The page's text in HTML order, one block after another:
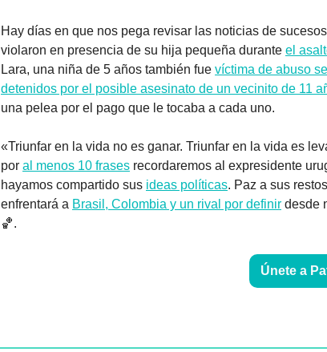
Hay días en que nos pega revisar las noticias de sucesos
violaron en presencia de su hija pequeña durante el
Lara, una niña de 5 años también fue víctima de abuso
detenidos por el posible asesinato de un vecinito de 11
una pelea por el pago que le tocaba a cada uno.
«Triunfar en la vida no es ganar. Triunfar en la vida es
por al menos 10 frases recordaremos al expresidente
hayamos compartido sus ideas políticas. Paz a sus
enfrentará a Brasil, Colombia y un rival por definir
🏀.
Únete a